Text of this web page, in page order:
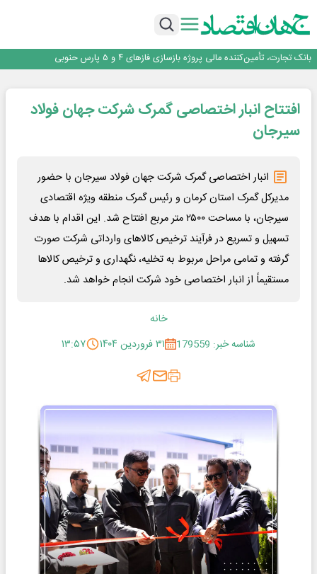
برگزاری آیین نکوداشت فعالان مواکب مرز شلمچه توسط شهرداری منطقه یک
منطقه‌ای
بانک تجارت، تأمین‌کننده مالی پروژه بازسازی فازهای ۴ و ۵ پارس حنوبی
برنده این رقابت داستان‌نویسی، انسان نبود!
برگزاری آیین نکوداشت فعالان مواکب مرز شلمچه توسط شهرداری منطقه یک
ایران، شریک راهبردی اتحادیه اقتصادی اوراسیا در مسیر توسعه تجارت و همگرایی
منطقه‌ای
افتتاح انبار اختصاصی گمرک شرکت جهان فولاد
سیرجان
انبار اختصاصی گمرک شرکت جهان فولاد سیرجان با حضور
مدیرکل گمرک استان کرمان و رئیس گمرک منطقه ویژه اقتصادی
سیرجان، با مساحت ۲۵۰۰ متر مربع افتتاح شد. این اقدام با هدف
تسهیل و تسریع در فرآیند ترخیص کالاهای وارداتی شرکت صورت
گرفته و تمامی مراحل مربوط به تخلیه، نگهداری و ترخیص کالاها
مستقیماً از انبار اختصاصی خود شرکت انجام خواهد شد.
خانه
شناسه خبر: 179559
۳۱ فروردین ۱۴۰۴ ۱۳:۵۷